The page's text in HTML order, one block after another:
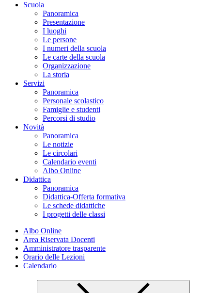
Scuola
Panoramica
Presentazione
I luoghi
Le persone
I numeri della scuola
Le carte della scuola
Organizzazione
La storia
Servizi
Panoramica
Personale scolastico
Famiglie e studenti
Percorsi di studio
Novità
Panoramica
Le notizie
Le circolari
Calendario eventi
Albo Online
Didattica
Panoramica
Didattica-Offerta formativa
Le schede didattiche
I progetti delle classi
Albo Online
Area Riservata Docenti
Amministratore trasparente
Orario delle Lezioni
Calendario